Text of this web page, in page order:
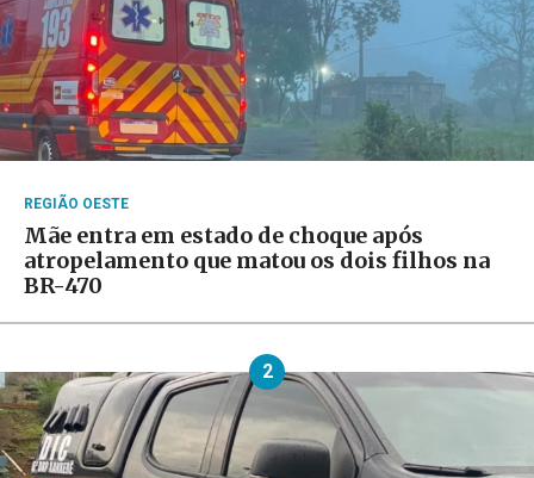
REGIÃO OESTE
Mãe entra em estado de choque após
atropelamento que matou os dois filhos na
BR-470
2